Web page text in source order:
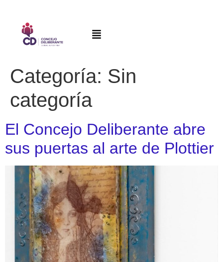
Categoría: Sin
categoría
El Concejo Deliberante abre
sus puertas al arte de Plottier